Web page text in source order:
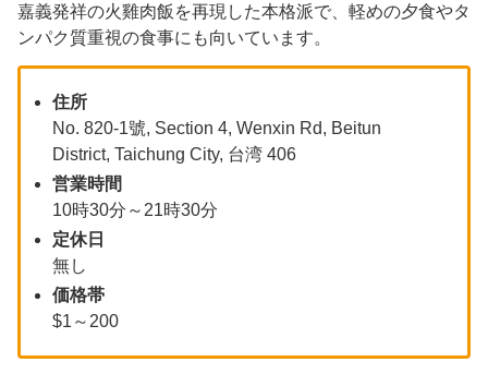
嘉義発祥の火雞肉飯を再現した本格派で、軽めの夕食やタ
ンパク質重視の食事にも向いています。
住所
No. 820-1號, Section 4, Wenxin Rd, Beitun
District, Taichung City, 台湾 406
営業時間
10時30分～21時30分
定休日
無し
価格帯
$1～200